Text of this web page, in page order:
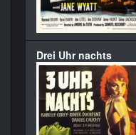
Drei Uhr nachts